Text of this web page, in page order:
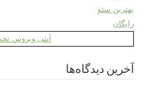
بهترین سئو
رایگان
آنتی ویروس
آخرین دیدگاه‌ها